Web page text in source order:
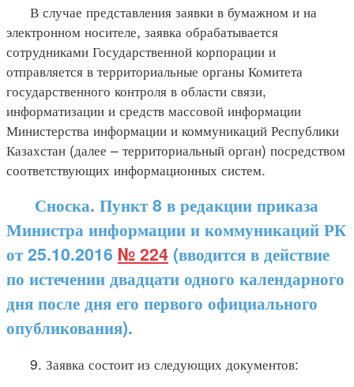
В случае представления заявки в бумажном и на
электронном носителе, заявка обрабатывается
сотрудниками Государственной корпорации и
отправляется в территориальные органы Комитета
государственного контроля в области связи,
информатизации и средств массовой информации
Министерства информации и коммуникаций Республики
Казахстан (далее – территориальный орган) посредством
соответствующих информационных систем.
Сноска. Пункт 8 в редакции приказа
Министра информации и коммуникаций РК
от 25.10.2016 № 224 (вводится в действие
по истечении двадцати одного календарного
дня после дня его первого официального
опубликования).
9. Заявка состоит из следующих документов: